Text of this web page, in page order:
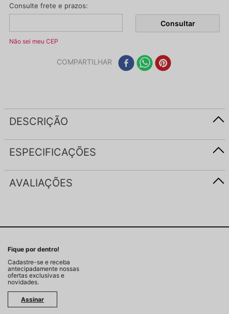
Não sei meu CEP
COMPARTILHAR
DESCRIÇÃO
ESPECIFICAÇÕES
AVALIAÇÕES
Fique por dentro!
Cadastre-se e receba
antecipadamente nossas
ofertas exclusivas e
novidades.
Assinar